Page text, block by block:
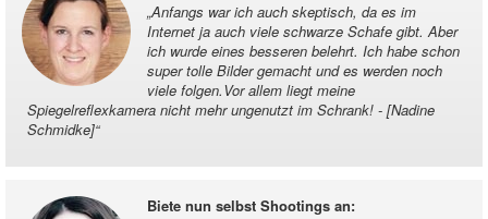
„Anfangs war ich auch skeptisch, da es im
Internet ja auch viele schwarze Schafe gibt. Aber
ich wurde eines besseren belehrt. Ich habe schon
super tolle Bilder gemacht und es werden noch
viele folgen.Vor allem liegt meine
Spiegelreflexkamera nicht mehr ungenutzt im Schrank! - [Nadine
Schmidke]“
Biete nun selbst Shootings an: